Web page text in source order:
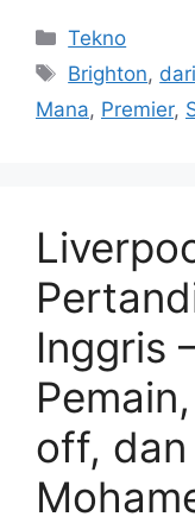
Kategori
Tekno
Tag
Brighton, dari
Mana, Premier,
Inggris
off, dan